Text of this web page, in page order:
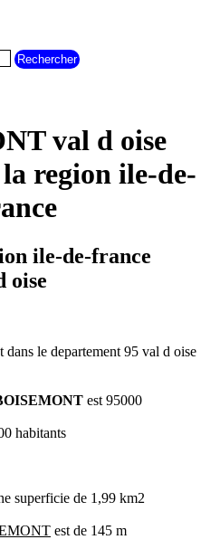
val d oise
region ile-de-
ile-de-france
oise
dans le departement 95 val d oise
est 95000
habitants
superficie de 1,99 km2
est de 145 m